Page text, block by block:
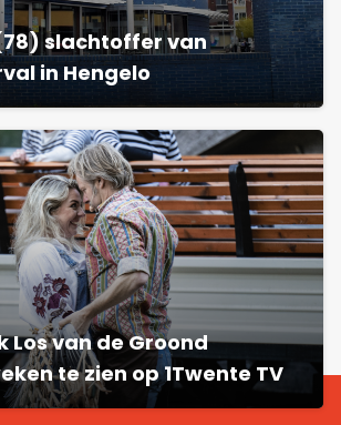
slachtoffer van
in Hengelo
Los van de Groond
te zien op 1Twente TV